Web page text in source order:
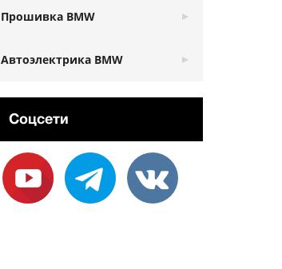
Прошивка BMW
Автоэлектрика BMW
Соцсети